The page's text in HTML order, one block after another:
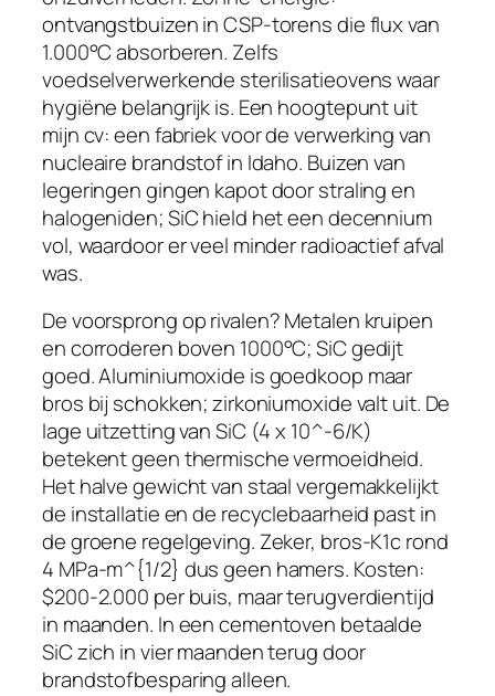
ontvangstbuizen in CSP-torens die flux van
1.000°C absorberen. Zelfs
voedselverwerkende sterilisatieovens waar
hygiëne belangrijk is. Een hoogtepunt uit
mijn cv: een fabriek voor de verwerking van
nucleaire brandstof in Idaho. Buizen van
legeringen gingen kapot door straling en
halogeniden; SiC hield het een decennium
vol, waardoor er veel minder radioactief afval
was.
De voorsprong op rivalen? Metalen kruipen
en corroderen boven 1000°C; SiC gedijt
goed. Aluminiumoxide is goedkoop maar
bros bij schokken; zirkoniumoxide valt uit. De
lage uitzetting van SiC (4 x 10^-6/K)
betekent geen thermische vermoeidheid.
Het halve gewicht van staal vergemakkelijkt
de installatie en de recyclebaarheid past in
de groene regelgeving. Zeker, bros-K1c rond
4 MPa-m^{1/2} dus geen hamers. Kosten:
$200-2.000 per buis, maar terugverdientijd
in maanden. In een cementoven betaalde
SiC zich in vier maanden terug door
brandstofbesparing alleen.